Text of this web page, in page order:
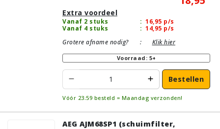
Extra voordeel
Vanaf 2 stuks : 16,95 p/s
Vanaf 4 stuks
: 14,95 p/s
Grotere afname nodig?
: Klik hier
Voorraad: 5+
Bestellen
Vóór 23:59 besteld = Maandag verzonden!
AEG AJM68SP1 (schuimfilter,